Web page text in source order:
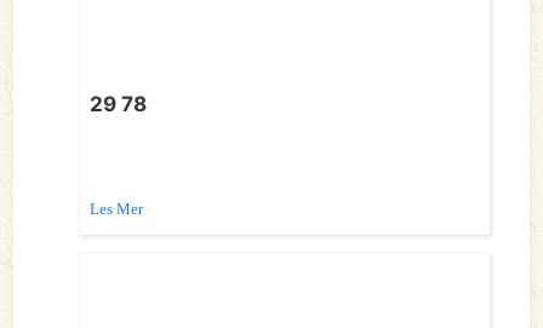
29 78
Les Mer